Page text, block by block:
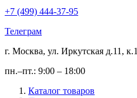
+7 (499) 444-37-95
Телеграм
г. Москва, ул. Иркутская д.11, к.1
пн.–пт.: 9:00 – 18:00
Каталог товаров